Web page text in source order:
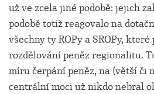
už ve zcela jiné podobě: jejich
podobě totiž reagovalo na
všechny ty ROPy a SROPy,
rozdělování peněz regionalitu.
míru čerpání peněz, na (větší či
centrální moci už nikdo nebral